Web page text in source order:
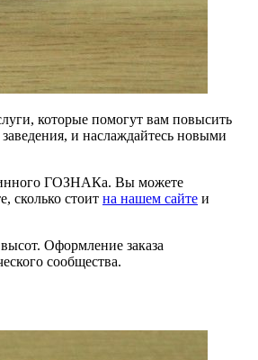
которые помогут вам повысить
и наслаждайтесь новыми
ГОЗНАКа. Вы можете
сколько стоит на нашем сайте и
Оформление заказа
сообщества.